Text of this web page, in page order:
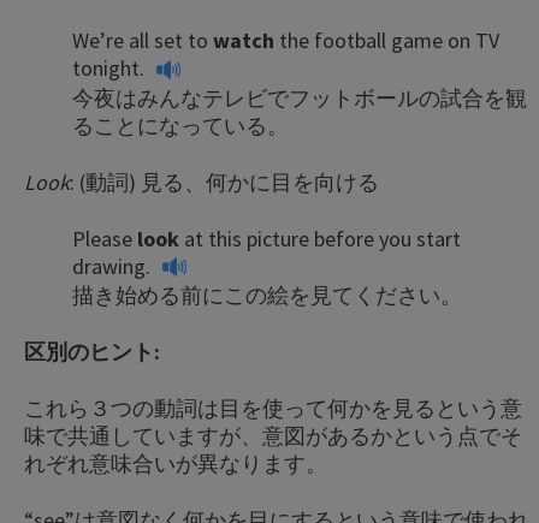
We’re all set to watch the football game on TV
tonight.
今夜はみんなテレビでフットボールの試合を観
ることになっている。
Look: (動詞) 見る、何かに目を向ける
Please look at this picture before you start
drawing.
描き始める前にこの絵を見てください。
区別のヒント:
これら３つの動詞は目を使って何かを見るという意
味で共通していますが、意図があるかという点でそ
れぞれ意味合いが異なります。